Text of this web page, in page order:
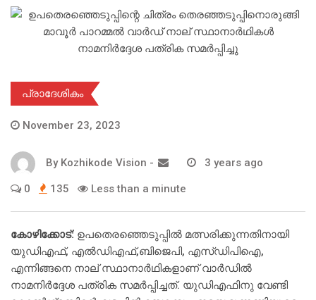
പ്രാദേശികം
November 23, 2023
By Kozhikode Vision - 3 years ago
0 135 Less than a minute
കോഴിക്കോട്: ഉപതെരഞ്ഞെടുപ്പില്‍ മത്സരിക്കുന്നതിനായി
യുഡിഎഫ്, എല്‍ഡിഎഫ്,ബിജെപി, എസ്ഡിപിഐ,
എന്നിങ്ങനെ നാല് സ്ഥാനാര്‍ഥികളാണ് വാര്‍ഡില്‍
നാമനിര്‍ദ്ദേശ പത്രിക സമര്‍പ്പിച്ചത്. യുഡിഎഫിനു വേണ്ടി